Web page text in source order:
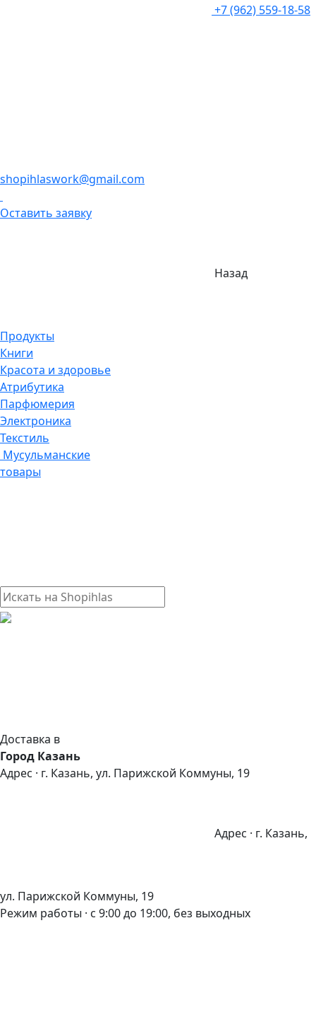
+7 (962) 559-18-58
shopihlaswork@gmail.com
Оставить заявку
Назад
Продукты
Книги
Красота и здоровье
Атрибутика
Парфюмерия
Электроника
Текстиль
Мусульманские
товары
Доставка в
Город Казань
Адрес · г. Казань, ул. Парижской Коммуны, 19
Адрес · г. Казань,
ул. Парижской Коммуны, 19
Режим работы · с 9:00 до 19:00, без выходных